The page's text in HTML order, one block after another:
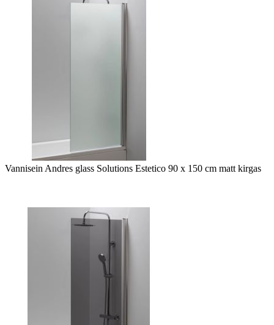
Vannisein Andres glass Solutions Estetico 90 x 150 cm matt kirgas